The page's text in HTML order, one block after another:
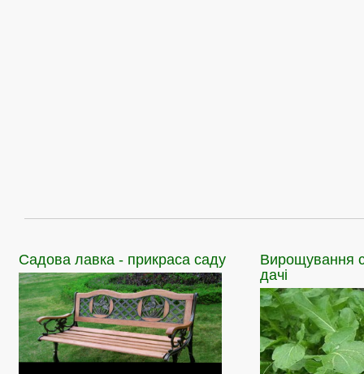
Садова лавка - прикраса саду Вирощування
дачі